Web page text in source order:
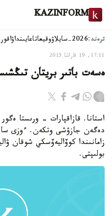
KAZINFORM
ترەند:2026-سايلاۋ وقيعاتاعايىنداۋ
17:11, 19 قاراشا 2015
ەسەت باتىر بريتان
دەگەن جازۋشى وتكەن. ءوزى
زامانىندا كوۆاليەۆسكي شوقان
بولىپتى.